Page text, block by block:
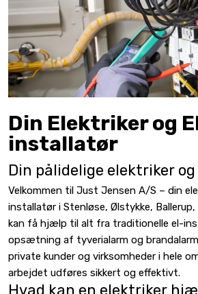
Din Elektriker og
installatør
Din pålidelige elektriker
Velkommen til Just Jensen A/S – din
installatør i Stenløse, Ølstykke, Ballerup,
kan få hjælp til alt fra traditionelle el-
opsætning af tyverialarm og
private kunder og virksomheder i hele
arbejdet udføres sikkert og effektivt.